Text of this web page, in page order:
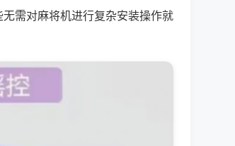
需对麻将机进行复杂安装操作就